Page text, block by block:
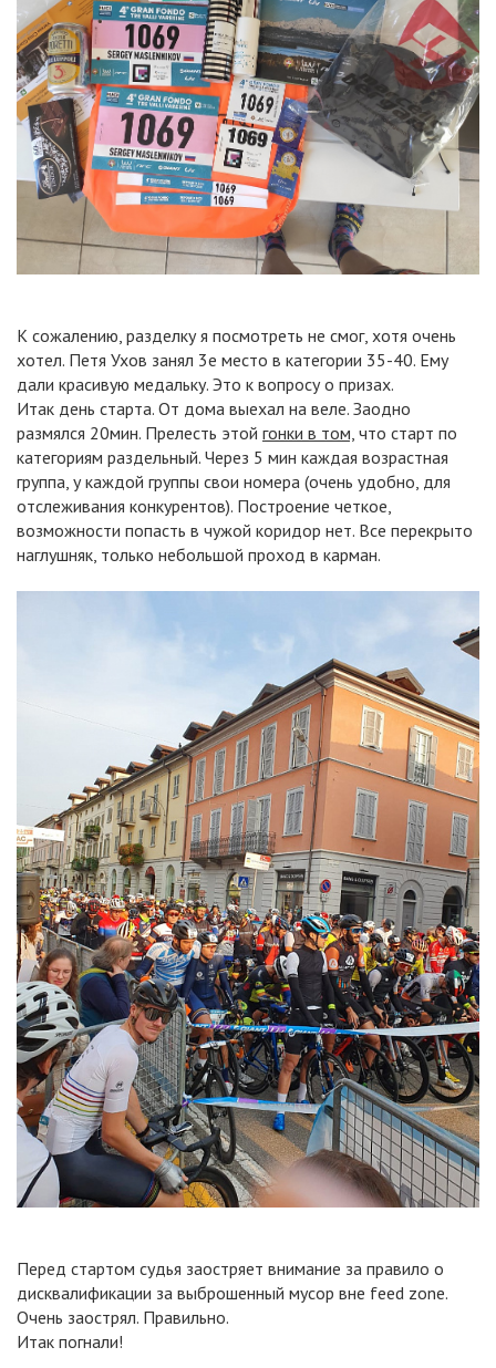
К сожалению, разделку я посмотреть не смог, хотя очень
хотел. Петя Ухов занял 3е место в категории 35-40. Ему
дали красивую медальку. Это к вопросу о призах.
Итак день старта. От дома выехал на веле. Заодно
размялся 20мин. Прелесть этой гонки в том, что старт по
категориям раздельный. Через 5 мин каждая возрастная
группа, у каждой группы свои номера (очень удобно, для
отслеживания конкурентов). Построение четкое,
возможности попасть в чужой коридор нет. Все перекрыто
наглушняк, только небольшой проход в карман.
Перед стартом судья заостряет внимание за правило о
дисквалификации за выброшенный мусор вне feed zone.
Очень заострял. Правильно.
Итак погнали!